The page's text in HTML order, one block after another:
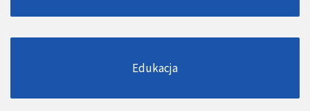
Edukacja